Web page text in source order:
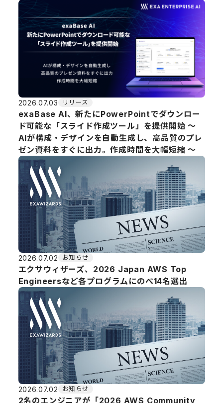
2026.07.03 リリース
exaBase AI、新たにPowerPointでダウンロー
ド可能な「スライド作成ツール」を提供開始 ～
AIが構成・デザインを自動生成し、高品質のプレ
ゼン資料をすぐに出力。作成時間を大幅短縮 〜
2026.07.02 お知らせ
エクサウィザーズ、2026 Japan AWS Top
Engineersなど各プログラムにのべ14名選出
2026.07.02 お知らせ
2名のエンジニアが「2026 AWS Community